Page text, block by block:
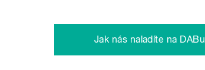
Jak nás naladíte na DABu